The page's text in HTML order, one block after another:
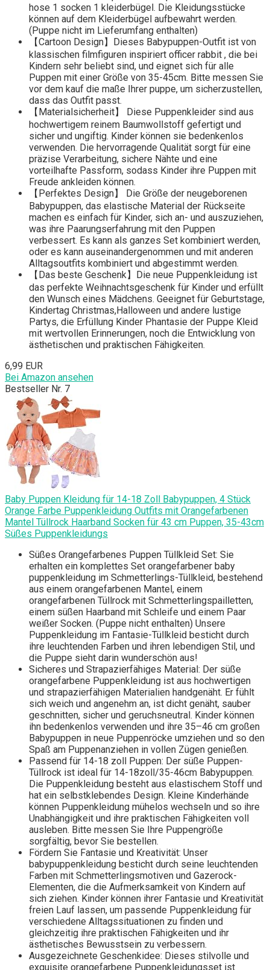
hose 1 socken 1 kleiderbügel. Die Kleidungsstücke
können auf dem Kleiderbügel aufbewahrt werden.
(Puppe nicht im Lieferumfang enthalten)
【Cartoon Design】Dieses Babypuppen-Outfit ist von
klassischen filmfiguren inspiriert officer rabbit , die bei
Kindern sehr beliebt sind, und eignet sich für alle
Puppen mit einer Größe von 35-45cm. Bitte messen Sie
vor dem kauf die maße Ihrer puppe, um sicherzustellen,
dass das Outfit passt.
【Materialsicherheit】 Diese Puppenkleider sind aus
hochwertigem reinem Baumwollstoff gefertigt und
sicher und ungiftig. Kinder können sie bedenkenlos
verwenden. Die hervorragende Qualität sorgt für eine
präzise Verarbeitung, sichere Nähte und eine
vorteilhafte Passform, sodass Kinder ihre Puppen mit
Freude ankleiden können.
【Perfektes Design】 Die Größe der neugeborenen
Babypuppen, das elastische Material der Rückseite
machen es einfach für Kinder, sich an- und auszuziehen,
was ihre Paarungserfahrung mit den Puppen
verbessert. Es kann als ganzes Set kombiniert werden,
oder es kann auseinandergenommen und mit anderen
Alltagsoutfits kombiniert und abgestimmt werden.
【Das beste Geschenk】Die neue Puppenkleidung ist
das perfekte Weihnachtsgeschenk für Kinder und erfüllt
den Wunsch eines Mädchens. Geeignet für Geburtstage,
Kindertag Christmas,Halloween und andere lustige
Partys, die Erfüllung Kinder Phantasie der Puppe Kleid
mit wertvollen Erinnerungen, noch die Entwicklung von
ästhetischen und praktischen Fähigkeiten.
6,99 EUR
Bei Amazon ansehen
Bestseller Nr. 7
Baby Puppen Kleidung für 14-18 Zoll Babypuppen, 4 Stück
Orange Farbe Puppenkleidung Outfits mit Orangefarbenen
Mantel Tüllrock Haarband Socken für 43 cm Puppen, 35-43cm
Süßes Puppenkleidungs
Süßes Orangefarbenes Puppen Tüllkleid Set: Sie
erhalten ein komplettes Set orangefarbener baby
puppenkleidung im Schmetterlings-Tüllkleid, bestehend
aus einem orangefarbenen Mantel, einem
orangefarbenen Tüllrock mit Schmetterlingspailletten,
einem süßen Haarband mit Schleife und einem Paar
weißer Socken. (Puppe nicht enthalten) Unsere
Puppenkleidung im Fantasie-Tüllkleid besticht durch
ihre leuchtenden Farben und ihren lebendigen Stil, und
die Puppe sieht darin wunderschön aus!
Sicheres und Strapazierfähiges Material: Der süße
orangefarbene Puppenkleidung ist aus hochwertigen
und strapazierfähigen Materialien handgenäht. Er fühlt
sich weich und angenehm an, ist dicht genäht, sauber
geschnitten, sicher und geruchsneutral. Kinder können
ihn bedenkenlos verwenden und ihre 35–46 cm großen
Babypuppen in neue Puppenröcke umziehen und so den
Spaß am Puppenanziehen in vollen Zügen genießen.
Passend für 14-18 zoll Puppen: Der süße Puppen-
Tüllrock ist ideal für 14-18zoll/35-46cm Babypuppen.
Die Puppenkleidung besteht aus elastischem Stoff und
hat ein selbstklebendes Design. Kleine Kinderhände
können Puppenkleidung mühelos wechseln und so ihre
Unabhängigkeit und ihre praktischen Fähigkeiten voll
ausleben. Bitte messen Sie Ihre Puppengröße
sorgfältig, bevor Sie bestellen.
Fördern Sie Fantasie und Kreativität: Unser
babypuppenkleidung besticht durch seine leuchtenden
Farben mit Schmetterlingsmotiven und Gazerock-
Elementen, die die Aufmerksamkeit von Kindern auf
sich ziehen. Kinder können ihrer Fantasie und Kreativität
freien Lauf lassen, um passende Puppenkleidung für
verschiedene Alltagssituationen zu finden und
gleichzeitig ihre praktischen Fähigkeiten und ihr
ästhetisches Bewusstsein zu verbessern.
Ausgezeichnete Geschenkidee: Dieses stilvolle und
exquisite orangefarbene Puppenkleidungsset ist